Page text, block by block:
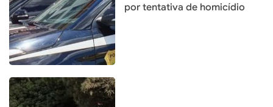
por tentativa de homicídio